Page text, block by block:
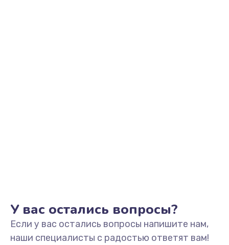
Замена/Pемонт карбюратора
1300 руб.
У вас остались вопросы?
Если у вас остались вопросы напишите нам,
наши специалисты с радостью ответят вам!